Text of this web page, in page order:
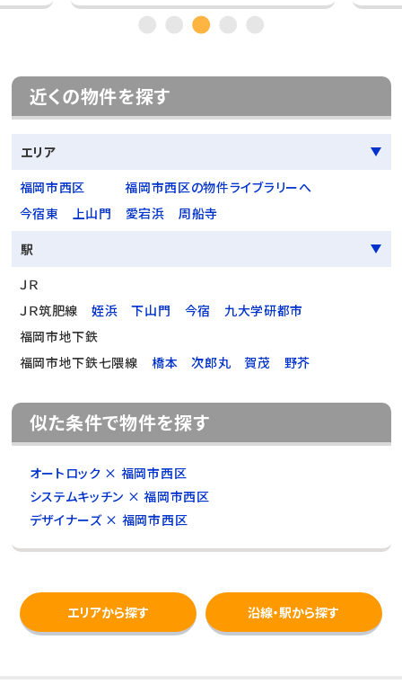
近くの物件を探す
エリア
福岡市西区
福岡市西区の物件ライブラリーへ
今宿東
上山門 愛宕浜
周船寺
駅
ＪＲ
ＪＲ筑肥線
姪浜 下山門 今宿
九大学研都市
福岡市地下鉄
福岡市地下鉄七隈線
橋本 次郎丸 賀茂 野芥
似た条件で物件を探す
オートロック × 福岡市西区
システムキッチン × 福岡市西区
デザイナーズ × 福岡市西区
エリアから探す 沿線・駅から探す